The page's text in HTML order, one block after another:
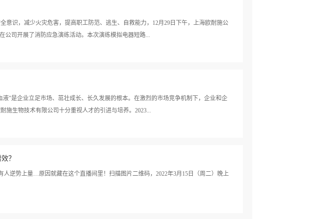
意识，减少火灾危害，提高职工防范、逃生、自救能力，12月29日下午，上海欧耐施公
公司开展了消防应急演练活动。本次演练模拟电器短路...
后，回放现场逃生视频，以小组讨论的方式找到存在的不足，并掌握正确的方法。火灾
，弯腰按照疏散路线有序撤离到安全地点，各疏散小组负责人清点人数，并向疏导组长
）对本次消防演练中存在的优点与不足进行点评，强化大家的消防安全意识，规范大家
加强应急演练的目的，就是践行演为练，练为战的思想，进一...
”是企业立足市场、茁壮成长、长久发展的根本。在激烈的市场竞争机制下，企业和企
施生物技术有限公司十分重视人才的引进与培养。2023...
学、南京农业大学、青岛农业大学、安徽农业大学（排名不分先后）的高校硕士（3
了上海欧耐施发展史及未来规划，更是分析了近5年畜牧业发展重大事件对本行业的影
中要充满正能量，并不断保持学习热情，以“诚信、专业、创新、合作”的企业理念，为
？
人逆势上量…原因就藏在这个直播间里！扫描图片二维码，2022年3月15日（周二）晚上